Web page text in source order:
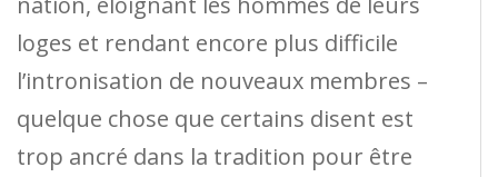
loges et rendant encore plus difficile
l’intronisation de nouveaux membres –
quelque chose que certains disent est
trop ancré dans la tradition pour être